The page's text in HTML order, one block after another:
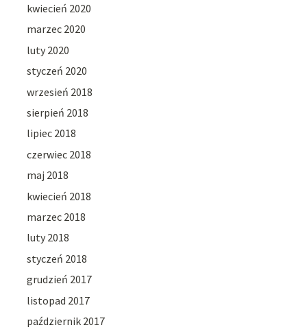
kwiecień 2020
marzec 2020
luty 2020
styczeń 2020
wrzesień 2018
sierpień 2018
lipiec 2018
czerwiec 2018
maj 2018
kwiecień 2018
marzec 2018
luty 2018
styczeń 2018
grudzień 2017
listopad 2017
październik 2017